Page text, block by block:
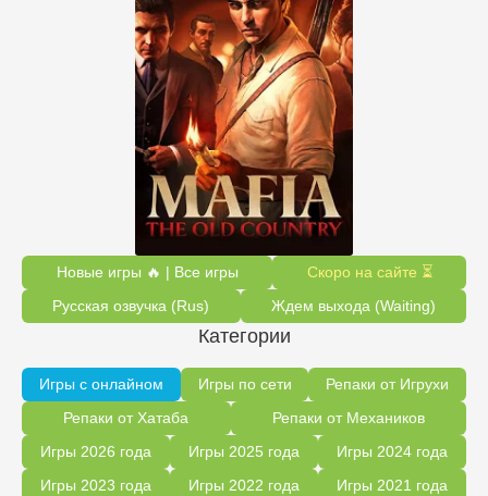
Новые игры 🔥 | Все игры
Скоро на сайте ⏳
Русская озвучка (Rus)
Ждем выхода (Waiting)
Категории
Игры с онлайном Игры по сети
Репаки от Игрухи
Репаки от Хатаба
Репаки от Механиков
Игры 2026 года
Игры 2025 года
Игры 2024 года
Игры 2023 года
Игры 2022 года
Игры 2021 года